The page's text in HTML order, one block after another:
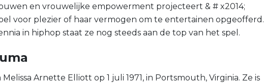
en vrouwelijke empowerment projecteert & # x2014;
voor plezier of haar vermogen om te entertainen opgeofferd.
in hiphop staat ze nog steeds aan de top van het spel.
Arnette Elliott op 1 juli 1971, in Portsmouth, Virginia. Ze is